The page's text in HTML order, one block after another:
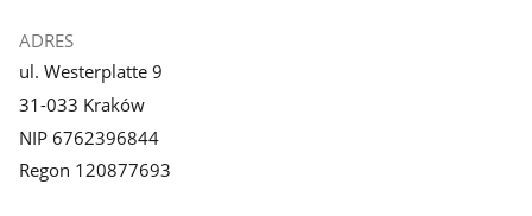
ADRES
ul. Westerplatte 9
31-033 Kraków
NIP 6762396844
Regon 120877693